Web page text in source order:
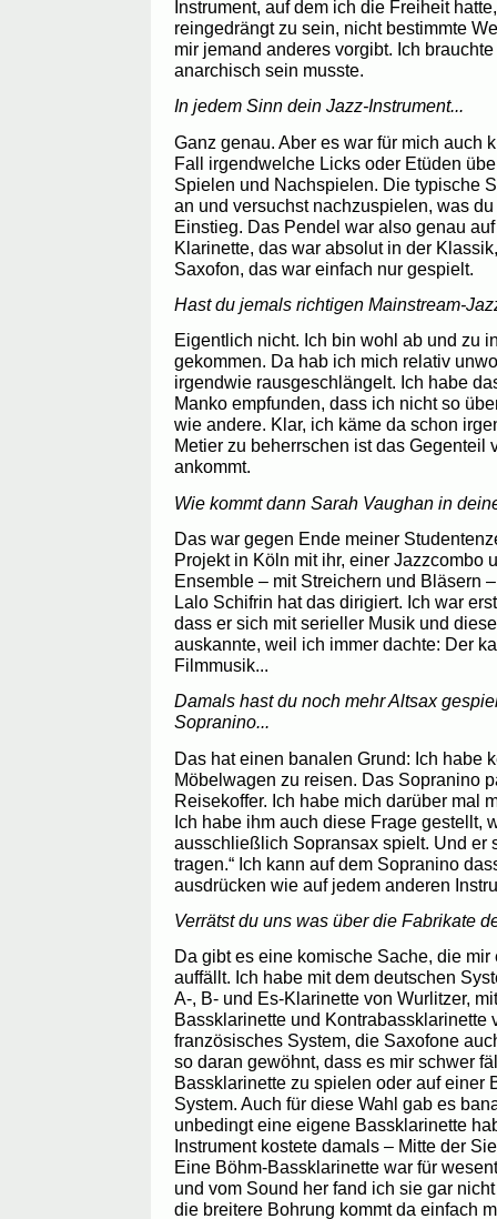
Instrument, auf dem ich die Freiheit
reingedrängt zu sein, nicht bestimmte
mir jemand anderes vorgibt. Ich
anarchisch sein musste.
In jedem Sinn dein Jazz-Instrument...
Ganz genau. Aber es war für mich auch
Fall irgendwelche Licks oder Etüden
Spielen und Nachspielen. Die typische
an und versuchst nachzuspielen, was
Einstieg. Das Pendel war also genau
Klarinette, das war absolut in der
Saxofon, das war einfach nur gespielt.
Hast du jemals richtigen Mainstream-
Eigentlich nicht. Ich bin wohl ab und zu
gekommen. Da hab ich mich relativ
irgendwie rausgeschlängelt. Ich habe
Manko empfunden, dass ich nicht so
wie andere. Klar, ich käme da schon
Metier zu beherrschen ist das Gegenteil
ankommt.
Wie kommt dann Sarah Vaughan in
Das war gegen Ende meiner
Projekt in Köln mit ihr, einer Jazzcombo
Ensemble – mit Streichern und Bläsern
Lalo Schifrin hat das dirigiert. Ich war
dass er sich mit serieller Musik und
auskannte, weil ich immer dachte: Der
Filmmusik...
Damals hast du noch mehr Altsax
Sopranino...
Das hat einen banalen Grund: Ich habe
Möbelwagen zu reisen. Das Sopranino
Reisekoffer. Ich habe mich darüber mal
Ich habe ihm auch diese Frage gestellt,
ausschließlich Sopransax spielt. Und er
tragen.“ Ich kann auf dem Sopranino
ausdrücken wie auf jedem anderen
Verrätst du uns was über die Fabrikate
Da gibt es eine komische Sache, die
auffällt. Ich habe mit dem deutschen
A-, B- und Es-Klarinette von Wurlitzer,
Bassklarinette und Kontrabassklarinette
französisches System, die Saxofone
so daran gewöhnt, dass es mir schwer
Bassklarinette zu spielen oder auf einer
System. Auch für diese Wahl gab es
unbedingt eine eigene Bassklarinette
Instrument kostete damals – Mitte der
Eine Böhm-Bassklarinette war für
und vom Sound her fand ich sie gar
die breitere Bohrung kommt da einfach